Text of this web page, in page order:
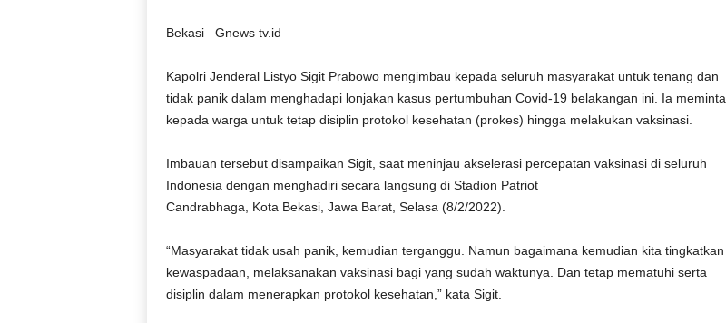
Bekasi– Gnews tv.id
Kapolri Jenderal Listyo Sigit Prabowo mengimbau kepada seluruh masyarakat untuk tenang dan
tidak panik dalam menghadapi lonjakan kasus pertumbuhan Covid-19 belakangan ini. Ia meminta
kepada warga untuk tetap disiplin protokol kesehatan (prokes) hingga melakukan vaksinasi.
Imbauan tersebut disampaikan Sigit, saat meninjau akselerasi percepatan vaksinasi di seluruh
Indonesia dengan menghadiri secara langsung di Stadion Patriot
Candrabhaga, Kota Bekasi, Jawa Barat, Selasa (8/2/2022).
“Masyarakat tidak usah panik, kemudian terganggu. Namun bagaimana kemudian kita tingkatkan
kewaspadaan, melaksanakan vaksinasi bagi yang sudah waktunya. Dan tetap mematuhi serta
disiplin dalam menerapkan protokol kesehatan,” kata Sigit.